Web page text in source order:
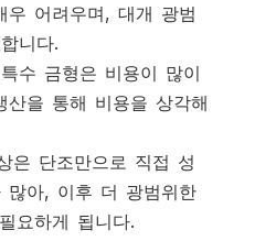
우 어려우며, 대개 광범
니다.
특수 금형은 비용이 많이
산을 통해 비용을 상각해
은 단조만으로 직접 성
많아, 이후 더 광범위한
요하게 됩니다.